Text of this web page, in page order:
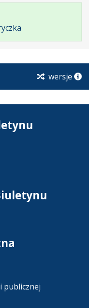
wersje
publicznej